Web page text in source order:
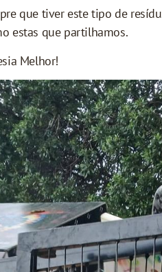
que tiver este tipo de
estas que partilhamos.
Melhor!